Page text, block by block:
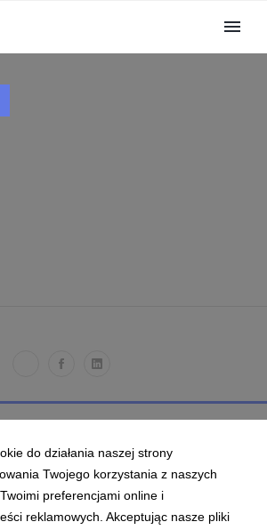
do działania naszej strony
Twojego korzystania z naszych
preferencjami online i
reklamowych. Akceptując nasze pliki